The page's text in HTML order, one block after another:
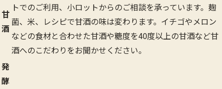
甘
酒
トでのご利用、小ロットからのご相談を承っています。麹
菌、米、レシピで甘酒の味は変わります。イチゴやメロン
などの食材と合わせた甘酒や糖度を40度以上の甘酒など甘
酒へのこだわりをお聞かせください。
発
酵